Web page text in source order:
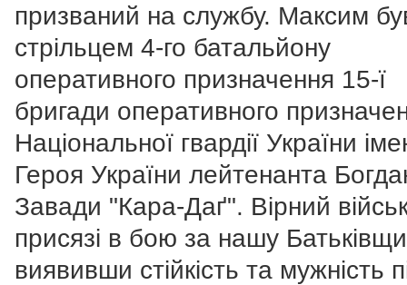
призваний на службу. Максим
стрільцем 4-го батальйону
оперативного призначення 15-ї
бригади оперативного
Національної гвардії України
Героя України лейтенанта
Завади "Кара-Даґ". Вірний
присязі в бою за нашу
виявивши стійкість та мужність